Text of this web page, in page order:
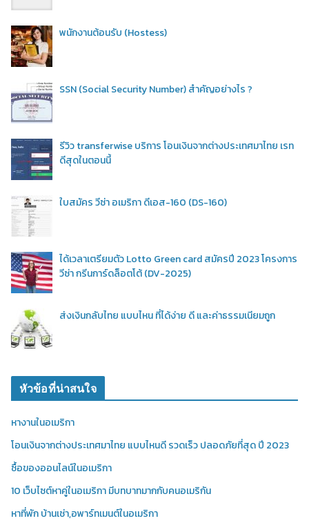
พนักงานต้อนรับ (Hostess)
SSN (Social Security Number) สำคัญอย่างไร ?
รีวิว transferwise บริการ โอนเงินจากต่างประเทศมาไทย เรท
ดีสุดในตอนนี้
ใบสมัคร วีซ่า อเมริกา ดีเอส-160 (DS-160)
ได้เวลาเตรียมตัว Lotto Green card สมัครปี 2023 โครงการ
วีซ่า กรีนการ์ดล็อตโต้ (DV-2025)
ส่งเงินกลับไทย แบบไหน ที่ได้ง่าย ดี และค่าธรรมเนียมถูก
หัวข้อที่น่าสนใจ
หางานในอเมริกา
โอนเงินจากต่างประเทศมาไทย แบบไหนดี รวดเร็ว ปลอดภัยที่สุด ปี 2023
ซื้อของออนไลน์ในอเมริกา
10 เว็บไซต์หาคู่ในอเมริกา มีบทบาทมากกับคนอเมริกัน
หาที่พัก บ้านเช่า,อพาร์ทเมนต์ในอเมริกา